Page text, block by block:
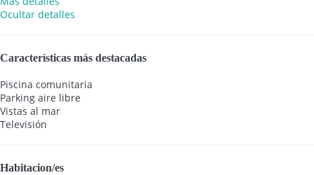
Ocultar detalles
Características más destacadas
Piscina comunitaria
Parking aire libre
Vistas al mar
Televisión
Habitacion/es